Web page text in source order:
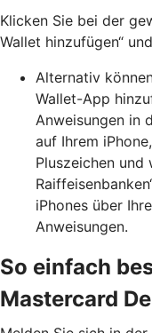
Klicken Sie bei der
Wallet hinzufügen“
Alternativ
Wallet-App
Anweisungen in
auf Ihrem
Pluszeichen und
iPhones über
Anweisungen.
So einfach
Mastercard